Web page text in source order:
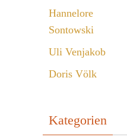
Hannelore
Sontowski
Uli Venjakob
Doris Völk
Kategorien